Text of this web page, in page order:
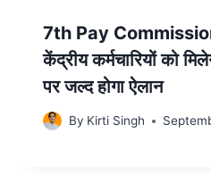
7th Pay
केंद्रीय कर्मचारियों को
पर जल्द होगा ऐलान
By Kirti Singh